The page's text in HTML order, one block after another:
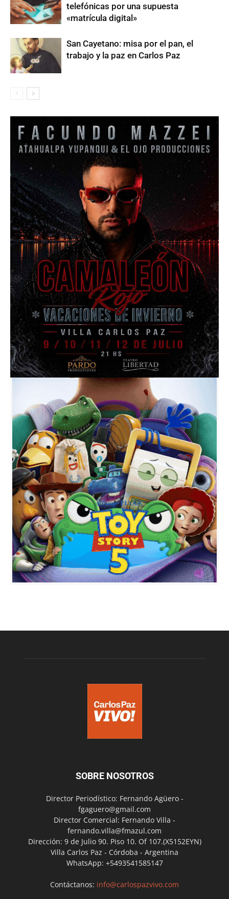
telefónicas por una supuesta
«matrícula digital»
San Cayetano: misa por el pan, el
trabajo y la paz en Carlos Paz
SOBRE NOSOTROS
Director Periodístico: Fernando Agüero -
fgaguero@gmail.com
Director Comercial: Fernando Villa -
fernando.villa@fmazul.com
Dirección: 9 de Julio 90. Piso 10. Of 107.(X5152EYN)
Villa Carlos Paz - Córdoba - Argentina
WhatsApp: +5493541585147
Contáctanos: info@carlospazvivo.com